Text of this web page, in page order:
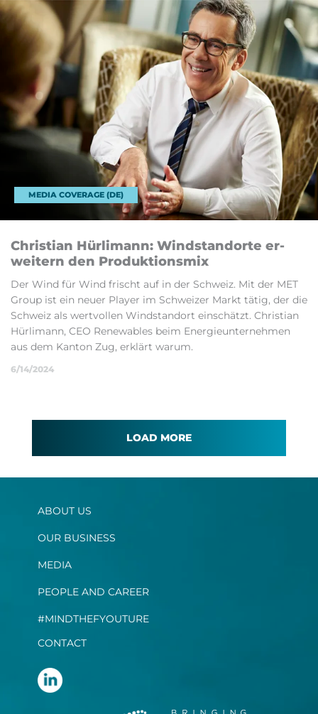
MEDIA COVERAGE (DE)
Chris­tian Hürli­mann: Wind­stan­dorte er­
weit­ern den Produk­tions­mix
Der Wind für Wind frischt auf in der Sch­weiz. Mit der MET
Group ist ein neuer Player im Sch­weizer Markt tätig, der die
Sch­weiz als wer­tvol­len Wind­stan­dort einsch­ätzt. Chris­tian
Hürli­mann, CEO Re­new­ables beim En­er­gieun­terneh­men
aus dem Kan­ton Zug, erklärt war­um.
6/14/2024
LOAD MORE
ABOUT US
OUR BUSINESS
MEDIA
PEOPLE AND CAREER
#MINDTHEFYOUTURE
CONTACT